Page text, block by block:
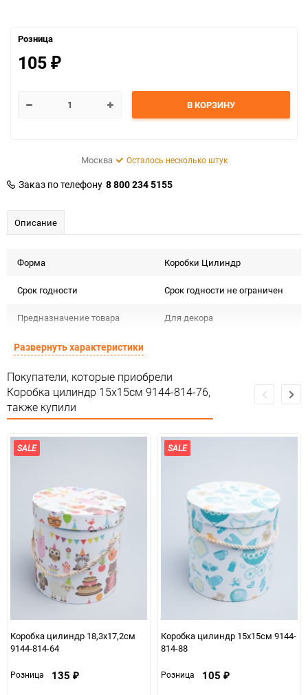
Розница
105 ₽
В КОРЗИНУ
Москва Осталось несколько штук
Заказ по телефону 8 800 234 5155
Описание
Форма Коробки Цилиндр
Срок годности Срок годности не ограничен
Предназначение товара Для декора
Сертификация
Особые условия Особых условий не требует
Минимальное количество
Единица измерения шт
Развернуть характеристики
Покупатели, которые приобрели
Коробка цилиндр 15х15см 9144-814-76,
также купили
SALE
Коробка цилиндр 18,3х17,2см
9144-814-64
Розница 135 ₽
SALE
Коробка цилиндр 15х15см 9144-
814-88
Розница 105 ₽